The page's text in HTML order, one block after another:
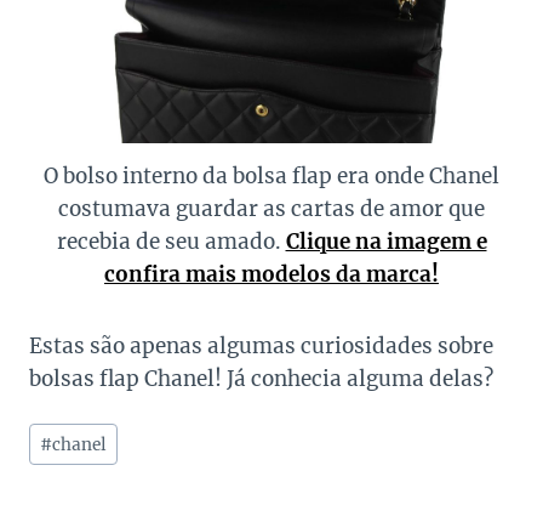
O bolso interno da bolsa flap era onde Chanel
costumava guardar as cartas de amor que
recebia de seu amado. Clique na imagem e
confira mais modelos da marca!
Estas são apenas algumas curiosidades sobre
bolsas flap Chanel! Já conhecia alguma delas?
Tags
do
#chanel